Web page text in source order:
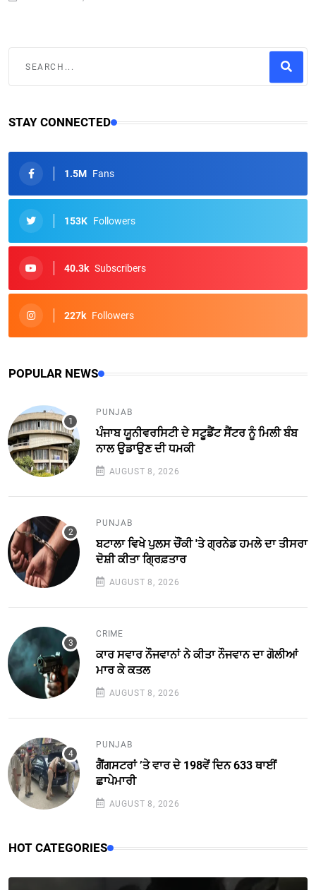
STAY CONNECTED
1.5M Fans
153K Followers
40.3k Subscribers
227k Followers
POPULAR NEWS
PUNJAB
ਪੰਜਾਬ ਯੂਨੀਵਰਸਿਟੀ ਦੇ ਸਟੂਡੈਂਟ ਸੈਂਟਰ ਨੂੰ ਮਿਲੀ ਬੰਬ
ਨਾਲ ਉਡਾਉਣ ਦੀ ਧਮਕੀ
AUGUST 8, 2026
PUNJAB
ਬਟਾਲਾ ਵਿਖੇ ਪੁਲਸ ਚੌਂਕੀ 'ਤੇ ਗ੍ਰਨੇਡ ਹਮਲੇ ਦਾ ਤੀਸਰਾ
ਦੋਸ਼ੀ ਕੀਤਾ ਗ੍ਰਿਫ਼ਤਾਰ
AUGUST 8, 2026
CRIME
ਕਾਰ ਸਵਾਰ ਨੌਜਵਾਨਾਂ ਨੇ ਕੀਤਾ ਨੌਜਵਾਨ ਦਾ ਗੋਲੀਆਂ
ਮਾਰ ਕੇ ਕਤਲ
AUGUST 8, 2026
PUNJAB
ਗੈਂਗਸਟਰਾਂ ’ਤੇ ਵਾਰ ਦੇ 198ਵੇਂ ਦਿਨ 633 ਥਾਈਂ
ਛਾਪੇਮਾਰੀ
AUGUST 8, 2026
HOT CATEGORIES